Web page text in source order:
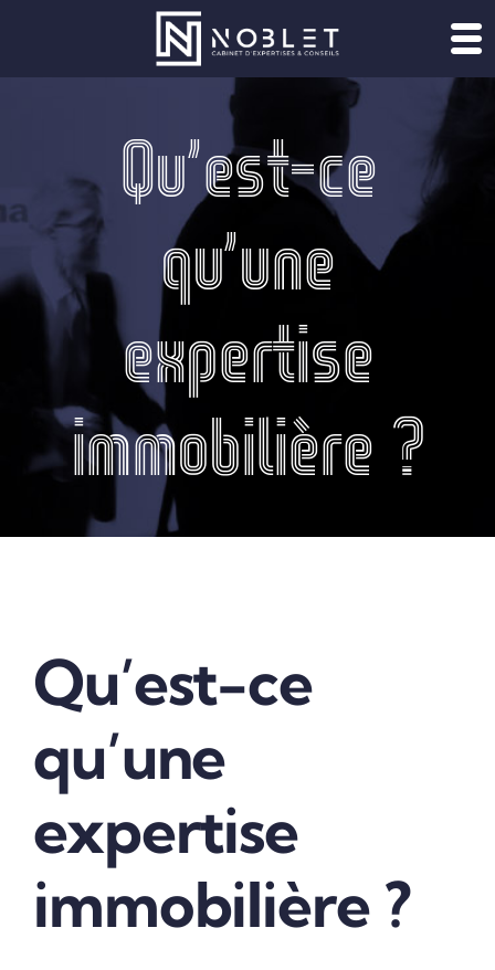
Qu’est-ce
qu’une
expertise
immobilière ?
Qu’est-ce
qu’une
expertise
immobilière ?